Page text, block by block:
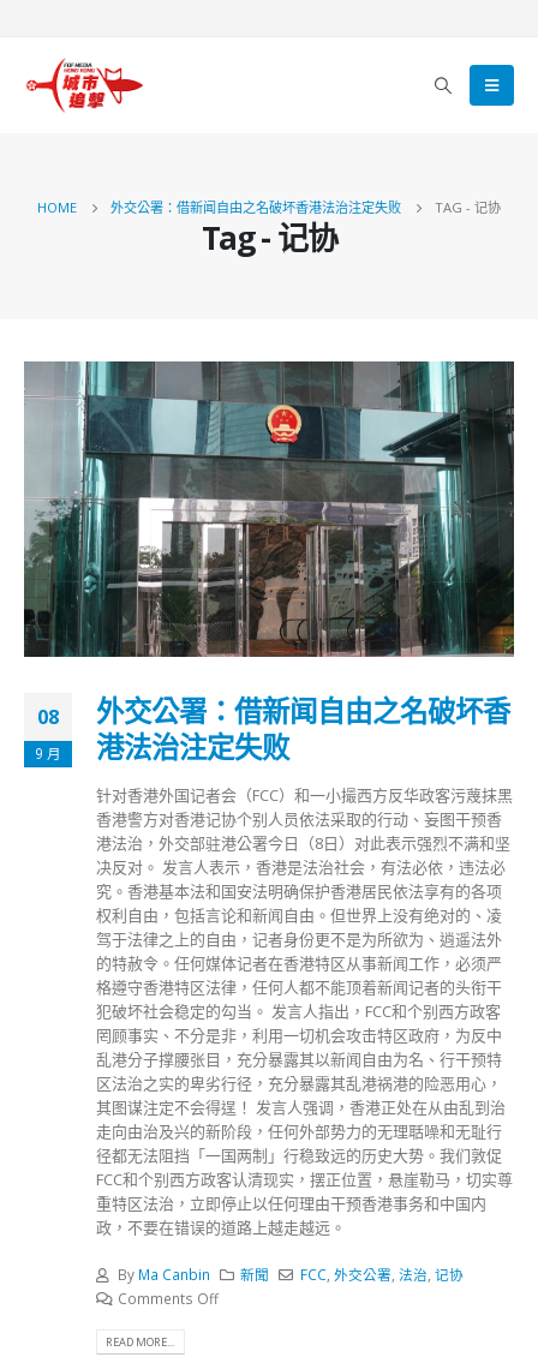
HOME 外交公署：借新闻自由之名破坏香港法治注定失败 TAG - 记协
Tag - 记协
08
9 月
外交公署：借新闻自由之名破坏香
港法治注定失败
针对香港外国记者会（FCC）和一小撮西方反华政客污蔑抹黑
香港警方对香港记协个别人员依法采取的行动、妄图干预香
港法治，外交部驻港公署今日（8日）对此表示强烈不满和坚
决反对。 发言人表示，香港是法治社会，有法必依，违法必
究。香港基本法和国安法明确保护香港居民依法享有的各项
权利自由，包括言论和新闻自由。但世界上没有绝对的、凌
驾于法律之上的自由，记者身份更不是为所欲为、逍遥法外
的特赦令。任何媒体记者在香港特区从事新闻工作，必须严
格遵守香港特区法律，任何人都不能顶着新闻记者的头衔干
犯破坏社会稳定的勾当。 发言人指出，FCC和个别西方政客
罔顾事实、不分是非，利用一切机会攻击特区政府，为反中
乱港分子撑腰张目，充分暴露其以新闻自由为名、行干预特
区法治之实的卑劣行径，充分暴露其乱港祸港的险恶用心，
其图谋注定不会得逞！ 发言人强调，香港正处在从由乱到治
走向由治及兴的新阶段，任何外部势力的无理聒噪和无耻行
径都无法阻挡「一国两制」行稳致远的历史大势。我们敦促
FCC和个别西方政客认清现实，摆正位置，悬崖勒马，切实尊
重特区法治，立即停止以任何理由干预香港事务和中国内
政，不要在错误的道路上越走越远。
By Ma Canbin 新聞 FCC ,外交公署 ,法治 ,记协
Comments Off
READ MORE...